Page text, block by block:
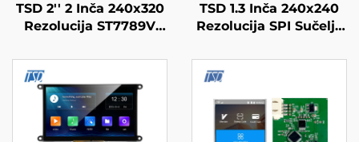
TSD 2'' 2 Inča 240x320
Rezolucija ST7789V
LCD Ekran lcd display
TSD 1.3 Inča 240x240
Rezolucija SPI Sučelje
Čip Kvadratni IPS TFT